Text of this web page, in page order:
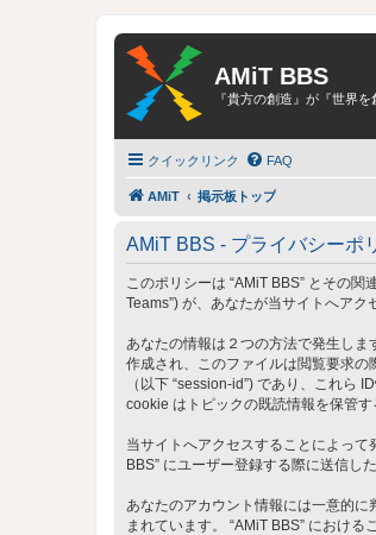
AMiT BBS
『貴方の創造』が『世界を
クイックリンク FAQ
AMiT 掲示板トップ
AMiT BBS - プライバシーポ
このポリシーは “AMiT BBS” とその関
Teams”) が、あなたが当サイトへア
あなたの情報は２つの方法で発生し
作成され、このファイルは閲覧要求の
（以下 “session-id”) であり、これら
cookie はトピックの既読情報を保管
当サイトへアクセスすることによっ
BBS” にユーザー登録する際に送信し
あなたのアカウント情報には一意的に
まれています。 “AMiT BBS” におけ